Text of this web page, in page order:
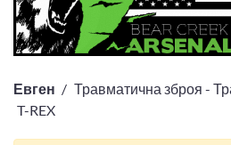
Евген
Травматична зброя -
T-REX